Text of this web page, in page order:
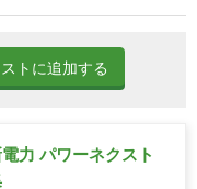
トに追加する
力 パワーネクスト